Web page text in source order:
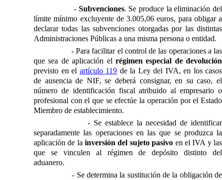
- Subvenciones. Se produce la eliminación del
límite mínimo excluyente de 3.005,06 euros, para obligar a
declarar todas las subvenciones otorgadas por las distintas
Administraciones Públicas a una misma persona o entidad.
- Para facilitar el control de las operaciones a las
que sea de aplicación el régimen especial de devolución
previsto en el artículo 119 de la Leydel IVA, en los casos
de ausencia de NIF, se deberá consignar, en su caso, el
número de identificación fiscal atribuido al empresario o
profesional con el que se efectúe la operación por el Estado
Miembro de establecimiento.
- Se establece la necesidad de identificar
separadamente las operaciones en las que se produzca la
aplicación de lainversión del sujeto pasivo en el IVA y las
que se vinculen al régimen de depósito distinto del
aduanero.
- Se determina la sustitución de la obligación de